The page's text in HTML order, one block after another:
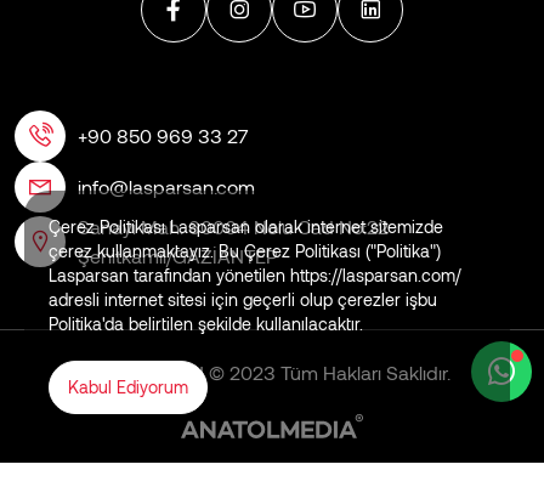
+90 850 969 33 27
info@lasparsan.com
Sanayi Mah. 60004 Nolu Cad No:22
Şehitkamil/GAZİANTEP
LASPARSAN © 2023 Tüm Hakları Saklıdır.
Çerez Politikası Lasparsan olarak internet sitemizde
çerez kullanmaktayız. Bu Çerez Politikası ("Politika")
Lasparsan tarafından yönetilen https://lasparsan.com/
adresli internet sitesi için geçerli olup çerezler işbu
Politika'da belirtilen şekilde kullanılacaktır.
Kabul Ediyorum